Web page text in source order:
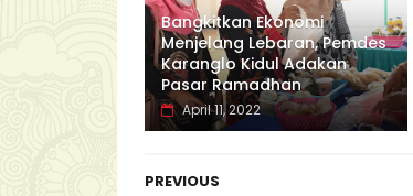
Bangkitkan Ekonomi
Menjelang Lebaran, Pemdes
Karanglo Kidul Adakan
Pasar Ramadhan
April 11, 2022
PREVIOUS